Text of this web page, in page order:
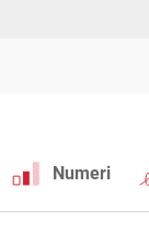
Numeri